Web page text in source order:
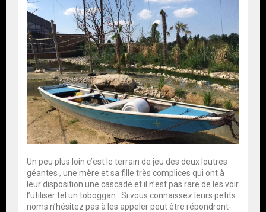
Un peu plus loin c’est le terrain de jeu des deux loutres
géantes , une mère et sa fille très complices qui ont à
leur disposition une cascade et il n’est pas rare de les voir
l’utiliser tel un toboggan . Si vous connaissez leurs petits
noms n’hésitez pas à les appeler peut être répondront-